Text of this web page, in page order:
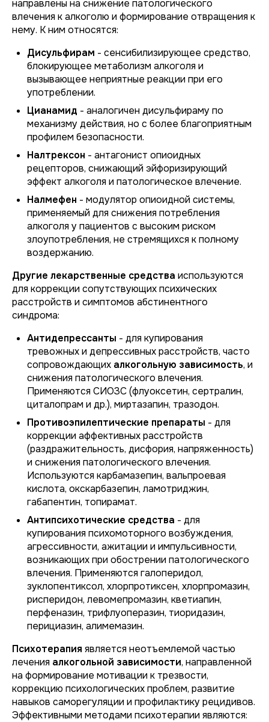
направлены на снижение патологического
влечения к алкоголю и формирование отвращения к
нему. К ним относятся:
Дисульфирам - сенсибилизирующее средство,
блокирующее метаболизм алкоголя и
вызывающее неприятные реакции при его
употреблении.
Цианамид - аналогичен дисульфираму по
механизму действия, но с более благоприятным
профилем безопасности.
Налтрексон - антагонист опиоидных
рецепторов, снижающий эйфоризирующий
эффект алкоголя и патологическое влечение.
Налмефен - модулятор опиоидной системы,
применяемый для снижения потребления
алкоголя у пациентов с высоким риском
злоупотребления, не стремящихся к полному
воздержанию.
Другие лекарственные средства используются
для коррекции сопутствующих психических
расстройств и симптомов абстинентного
синдрома:
Антидепрессанты - для купирования
тревожных и депрессивных расстройств, часто
сопровождающих алкогольную зависимость, и
снижения патологического влечения.
Применяются СИОЗС (флуоксетин, сертралин,
циталопрам и др.), миртазапин, тразодон.
Противоэпилептические препараты - для
коррекции аффективных расстройств
(раздражительность, дисфория, напряженность)
и снижения патологического влечения.
Используются карбамазепин, вальпроевая
кислота, окскарбазепин, ламотриджин,
габапентин, топирамат.
Антипсихотические средства - для
купирования психомоторного возбуждения,
агрессивности, ажитации и импульсивности,
возникающих при обострении патологического
влечения. Применяются галоперидол,
зуклопентиксол, хлорпротиксен, хлорпромазин,
рисперидон, левомепромазин, кветиапин,
перфеназин, трифлуоперазин, тиоридазин,
перициазин, алимемазин.
Психотерапия является неотъемлемой частью
лечения алкогольной зависимости, направленной
на формирование мотивации к трезвости,
коррекцию психологических проблем, развитие
навыков саморегуляции и профилактику рецидивов.
Эффективными методами психотерапии являются: